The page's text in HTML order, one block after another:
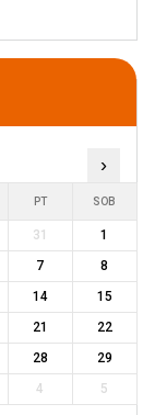
›
PT SOB
31
1
7
8
14
15
21
22
28
29
4 5